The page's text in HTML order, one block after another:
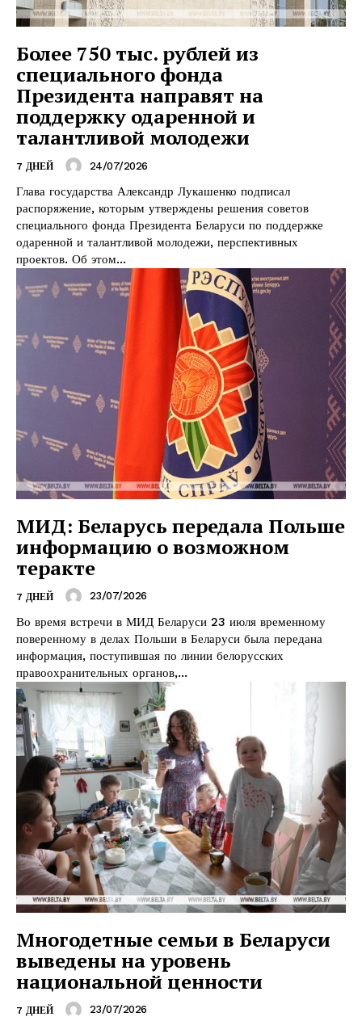
Более 750 тыс. рублей из
специального фонда
Президента направят на
поддержку одаренной и
талантливой молодежи
7 ДНЕЙ 24/07/2026
Глава государства Александр Лукашенко подписал
распоряжение, которым утверждены решения советов
специального фонда Президента Беларуси по поддержке
одаренной и талантливой молодежи, перспективных
проектов. Об этом...
МИД: Беларусь передала Польше
информацию о возможном
теракте
7 ДНЕЙ 23/07/2026
Во время встречи в МИД Беларуси 23 июля временному
поверенному в делах Польши в Беларуси была передана
информация, поступившая по линии белорусских
правоохранительных органов,...
Многодетные семьи в Беларуси
выведены на уровень
национальной ценности
7 ДНЕЙ 23/07/2026